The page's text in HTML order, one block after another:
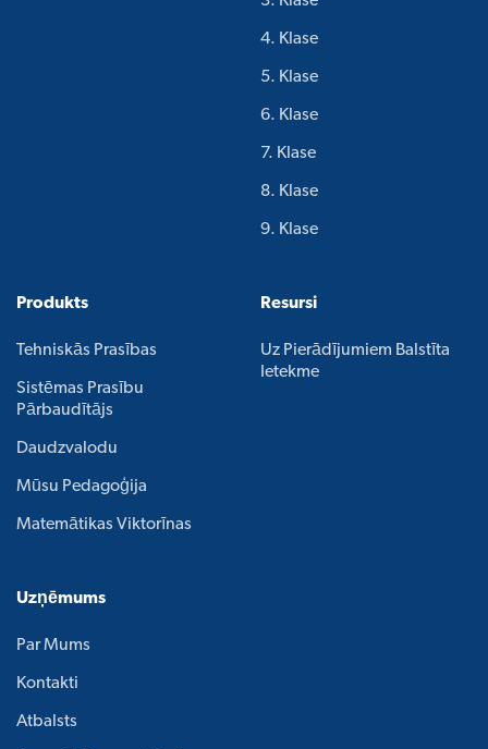
4. Klase
5. Klase
6. Klase
7. Klase
8. Klase
9. Klase
Produkts
Tehniskās Prasības
Sistēmas Prasību
Pārbaudītājs
Daudzvalodu
Mūsu Pedagoģija
Matemātikas Viktorīnas
Resursi
Uz Pierādījumiem Balstīta
Ietekme
Uzņēmums
Par Mums
Kontakti
Atbalsts